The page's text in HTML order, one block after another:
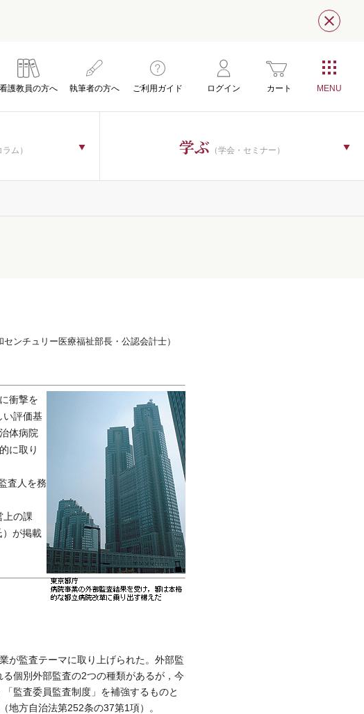
閉じ
看護教員の方へ 執筆者の方へ ご利用ガイド ログイン カート
ム） 学ぶ （学会・セミナー）
センチュリー医療福祉部長・公認会計士）
衝撃を
い評価基
体病院
に取り
査人を務
上の課
）が掲載
が監査テーマに取り上げられた。外部監
個別外部監査の2つの種類があるが，今
監査委員監査制度」を補強するものと
地方自治法第252条の37第1項）。